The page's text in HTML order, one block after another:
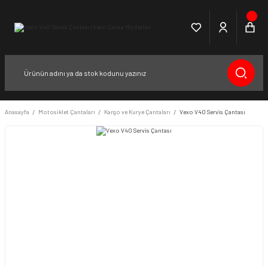
Anasayfa Motosiklet Çantaları Kargo ve Kurye Çantaları Vexo V40 Servis Çantası